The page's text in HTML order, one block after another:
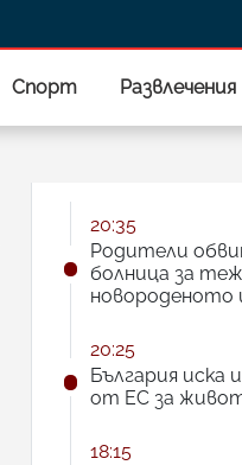
Спорт Развлечения
20:35
Родители
болница за
новороденото
20:25
България иска
от ЕС за
18:15